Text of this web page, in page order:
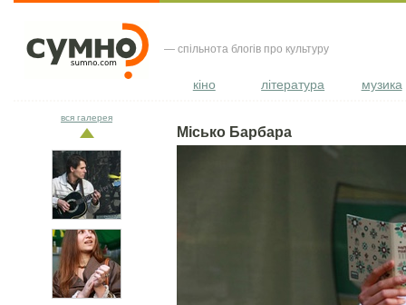
— спільнота блогів про культуру
кіно література музика
Місько Барбара
вся галерея